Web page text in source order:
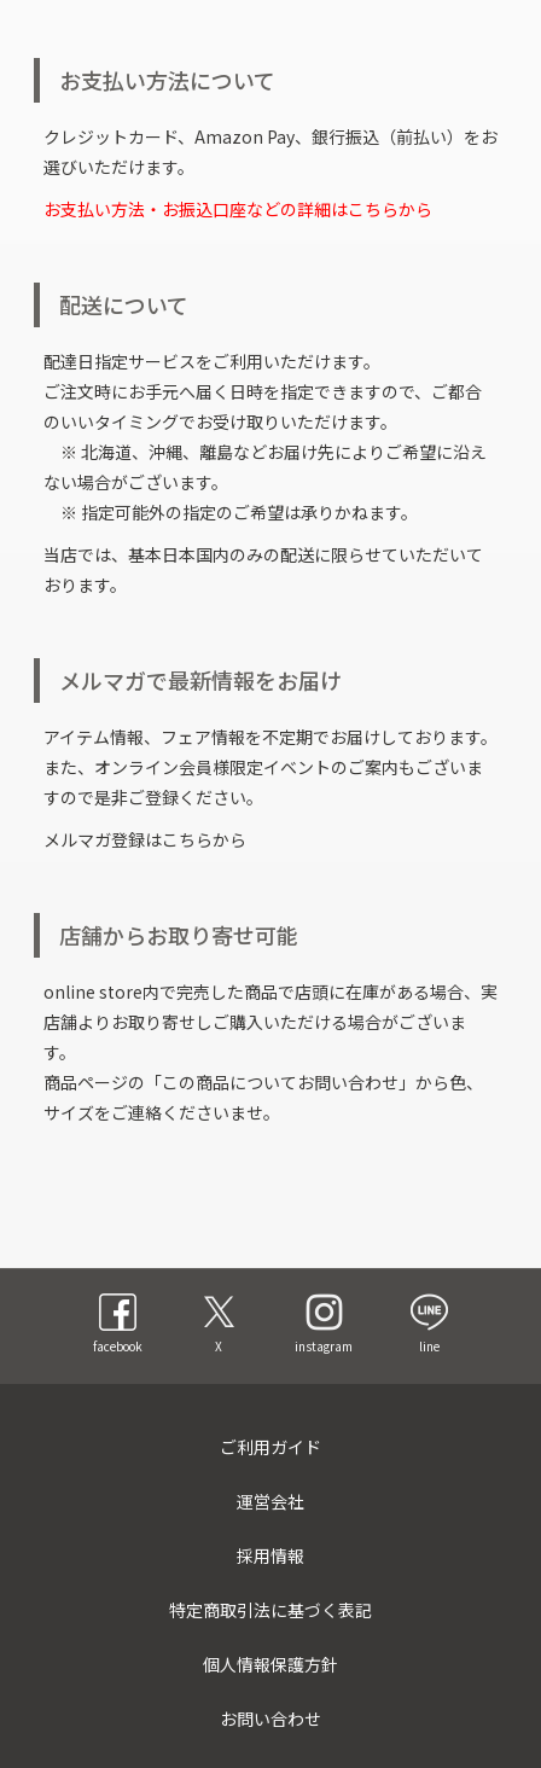
お支払い方法について
クレジットカード、Amazon Pay、銀行振込（前払い）をお
選びいただけます。
お支払い方法・お振込口座などの詳細はこちらから
配送について
配達日指定サービスをご利用いただけます。
ご注文時にお手元へ届く日時を指定できますので、ご都合
のいいタイミングでお受け取りいただけます。
※ 北海道、沖縄、離島などお届け先によりご希望に沿え
ない場合がございます。
※ 指定可能外の指定のご希望は承りかねます。
当店では、基本日本国内のみの配送に限らせていただいて
おります。
メルマガで最新情報をお届け
アイテム情報、フェア情報を不定期でお届けしております。
また、オンライン会員様限定イベントのご案内もございま
すので是非ご登録ください。
メルマガ登録はこちらから
店舗からお取り寄せ可能
online store内で完売した商品で店頭に在庫がある場合、実
店舗よりお取り寄せしご購入いただける場合がございま
す。
商品ページの「この商品についてお問い合わせ」から色、
サイズをご連絡くださいませ。
facebook X instagram line
ご利用ガイド
運営会社
採用情報
特定商取引法に基づく表記
個人情報保護方針
お問い合わせ